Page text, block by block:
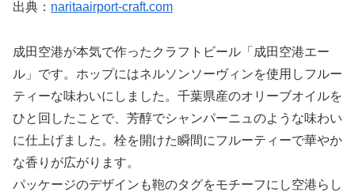
出典： naritaairport-craft.com
成田空港が本気で作ったクラフトビール「成田空港エー
ル」です。ホップにはネルソンソーヴィンを使用しフルー
ティーな味わいにしました。千葉県産のオリーブオイルを
ひと回したことで、芳醇でシャンパーニュのような味わい
に仕上げました。栓を開けた瞬間にフルーティーで華やか
な香りが広がります。
パッケージのデザインも鞄のタグをモチーフにし空港らし